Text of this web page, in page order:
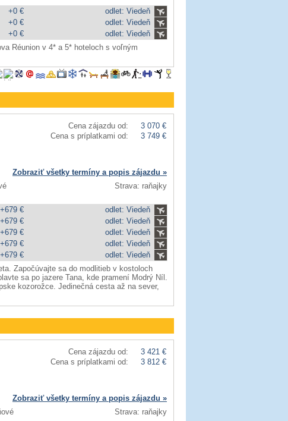
+0 €
odlet: Viedeň
+0 €
odlet: Viedeň
+0 €
odlet: Viedeň
Réunion v 4* a 5* hoteloch s voľným
Cena zájazdu od:
3 070 €
Cena s príplatkami od:
3 749 €
Zobraziť všetky termíny a popis zájazdu »
Strava: raňajky
+679 €
odlet: Viedeň
+679 €
odlet: Viedeň
+679 €
odlet: Viedeň
+679 €
odlet: Viedeň
+679 €
odlet: Viedeň
Započúvajte sa do modlitieb v kostoloch
sa po jazere Tana, kde pramení Modrý Níl.
kozorožce. Jedinečná cesta až na sever,
Cena zájazdu od:
3 421 €
Cena s príplatkami od:
3 812 €
Zobraziť všetky termíny a popis zájazdu »
Strava: raňajky